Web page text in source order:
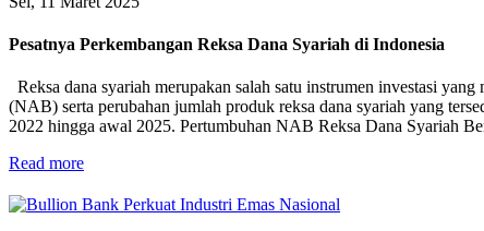
Pesatnya Perkembangan Reksa Dana Syariah di Indonesia
Reksa dana syariah merupakan salah satu instrumen investasi
(NAB) serta perubahan jumlah produk reksa dana syariah yang
2022 hingga awal 2025. Pertumbuhan NAB Reksa Dana Syariah
Read more